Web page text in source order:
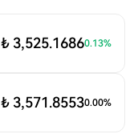
₺ 3,525.16860.13%
₺ 3,571.85530.00%